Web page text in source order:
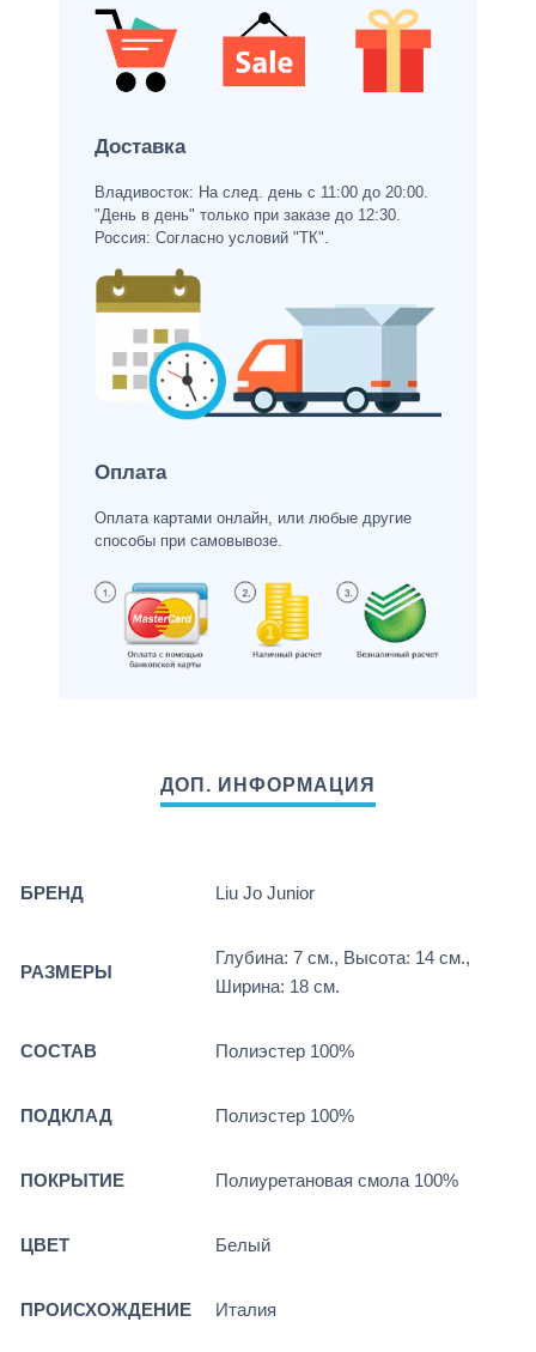
Доставка
Владивосток: На след. день с 11:00 до 20:00.
"День в день" только при заказе до 12:30.
Россия: Согласно условий "ТК".
Оплата
Оплата картами онлайн, или любые другие
способы при самовывозе.
БРЕНД Liu Jo Junior
РАЗМЕРЫ
Глубина: 7 см., Высота: 14 см.,
Ширина: 18 см.
СОСТАВ Полиэстер 100%
ПОДКЛАД Полиэстер 100%
ПОКРЫТИЕ Полиуретановая смола 100%
ЦВЕТ Белый
ПРОИСХОЖДЕНИЕ Италия